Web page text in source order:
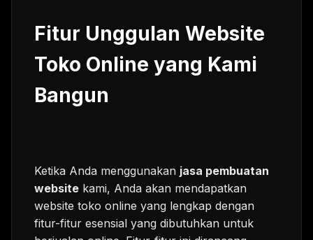
Fitur Unggulan Website
Toko Online yang Kami
Bangun
Ketika Anda menggunakan jasa pembuatan
website kami, Anda akan mendapatkan
website toko online yang lengkap dengan
fitur-fitur esensial yang dibutuhkan untuk